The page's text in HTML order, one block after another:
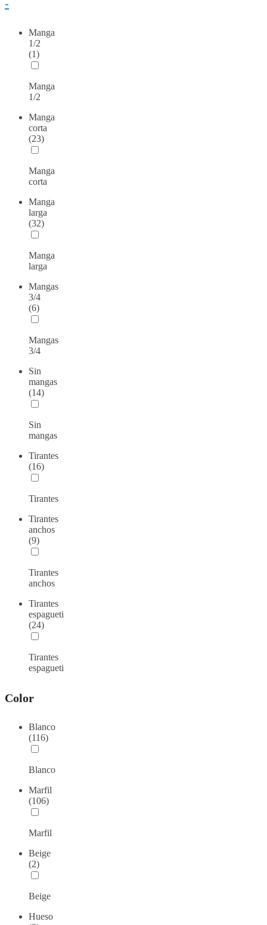
-
Manga
1/2
(1)
Manga
1/2
Manga
corta
(23)
Manga
corta
Manga
larga
(32)
Manga
larga
Mangas
3/4
(6)
Mangas
3/4
Sin
mangas
(14)
Sin
mangas
Tirantes
(16)
Tirantes
Tirantes
anchos
(9)
Tirantes
anchos
Tirantes
espagueti
(24)
Tirantes
espagueti
Color
Blanco
(116)
Blanco
Marfil
(106)
Marfil
Beige
(2)
Beige
Hueso